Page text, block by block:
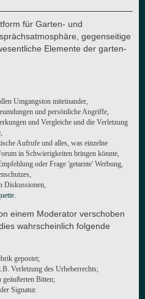
für Garten- und
gegenseitige
Elemente der garten-
Umgangston miteinander,
und persönliche Angriffe,
und Vergleiche und die Verletzung
Aufrufe und alles, was einzelne
in Schwierigkeiten bringen könnte,
oder Frage 'getarnte' Werbung,
Diskussionen,
.
einem Moderator verschoben
wahrscheinlich folgende
gepostet;
Verletzung des Urheberrechts;
geäußerten Bitten;
Signatur.